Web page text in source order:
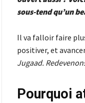
sous-tend qu’un
Il va falloir faire
positiver, et
Jugaad.
Pourquoi